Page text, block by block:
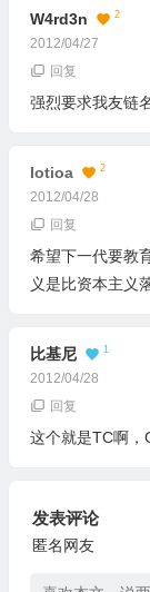
W4rd3n 2
2012/04/27
回复
强烈要求我友链
Iotioa 2
2012/04/28
回复
希望下一代要教
义是比资本主义
比基尼 1
2012/04/28
回复
这个就是TC啊，
发表评论
匿名网友